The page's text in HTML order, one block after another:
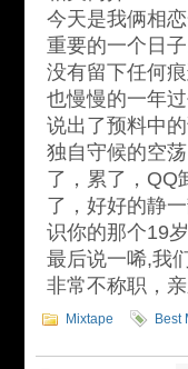
今天是我俩相
重要的一个日
没有留下任何
也慢慢的一年
说出了预料中
独自守候的空
了，累了，QQ
了，好好的静
识你的那个19岁
最后说一唏,我
非常不称职，
Mixtape Best